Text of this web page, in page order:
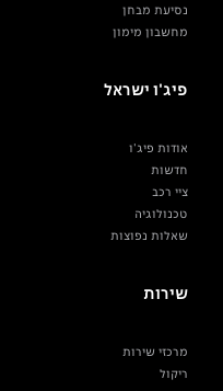
נסיעת מבחן
מחשבון מימון
פיג'ו ישראל
אודות פיג'ו
חדשות
ציי רכב
טכנולוגיה
שאלות נפוצות
שירות
מרכזי שירות
ריקול